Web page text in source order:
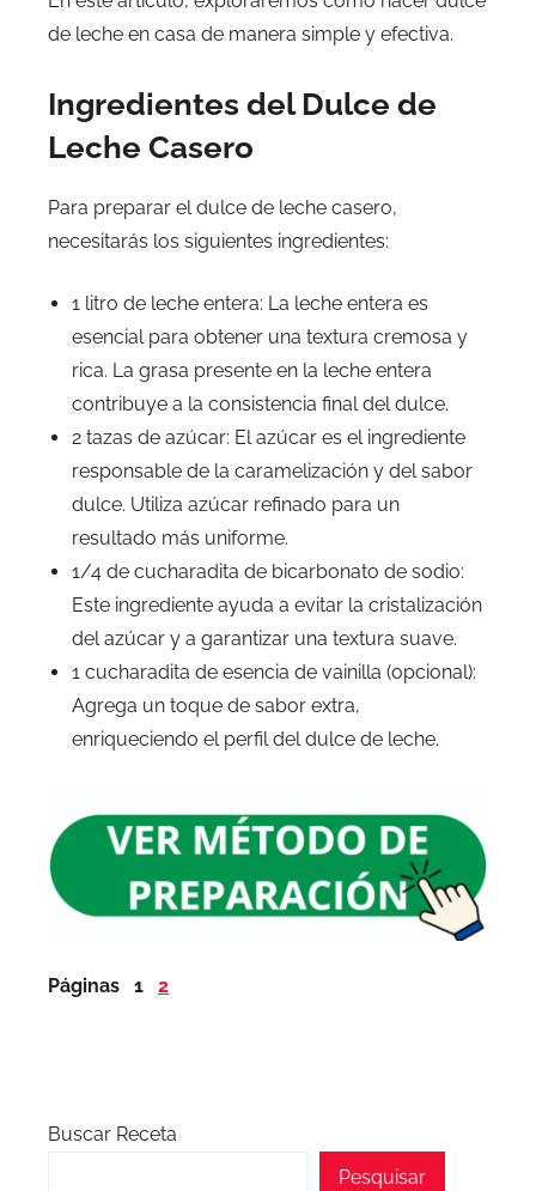
de leche en casa de manera simple y efectiva.
Ingredientes del Dulce de
Leche Casero
Para preparar el dulce de leche casero,
necesitarás los siguientes ingredientes:
1 litro de leche entera: La leche entera es
esencial para obtener una textura cremosa y
rica. La grasa presente en la leche entera
contribuye a la consistencia final del dulce.
2 tazas de azúcar: El azúcar es el ingrediente
responsable de la caramelización y del sabor
dulce. Utiliza azúcar refinado para un
resultado más uniforme.
1/4 de cucharadita de bicarbonato de sodio:
Este ingrediente ayuda a evitar la cristalización
del azúcar y a garantizar una textura suave.
1 cucharadita de esencia de vainilla (opcional):
Agrega un toque de sabor extra,
enriqueciendo el perfil del dulce de leche.
Páginas 1 2
Buscar Receta
Pesquisar